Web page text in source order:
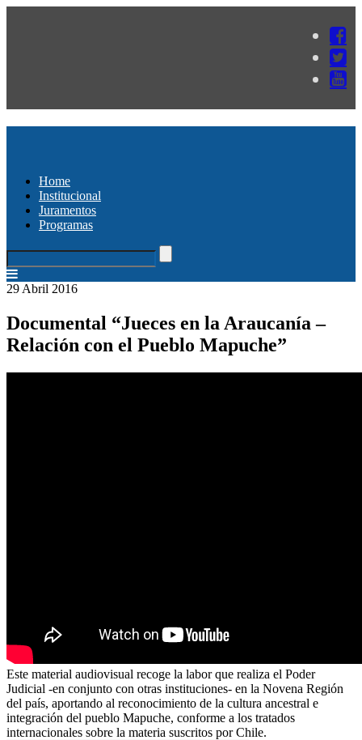
Home
Institucional
Juramentos
Programas
29 Abril 2016
Documental “Jueces en la Araucanía –
Relación con el Pueblo Mapuche”
Este material audiovisual recoge la labor que realiza el Poder
Judicial -en conjunto con otras instituciones- en la Novena Región
del país, aportando al reconocimiento de la cultura ancestral e
integración del pueblo Mapuche, conforme a los tratados
internacionales sobre la materia suscritos por Chile.